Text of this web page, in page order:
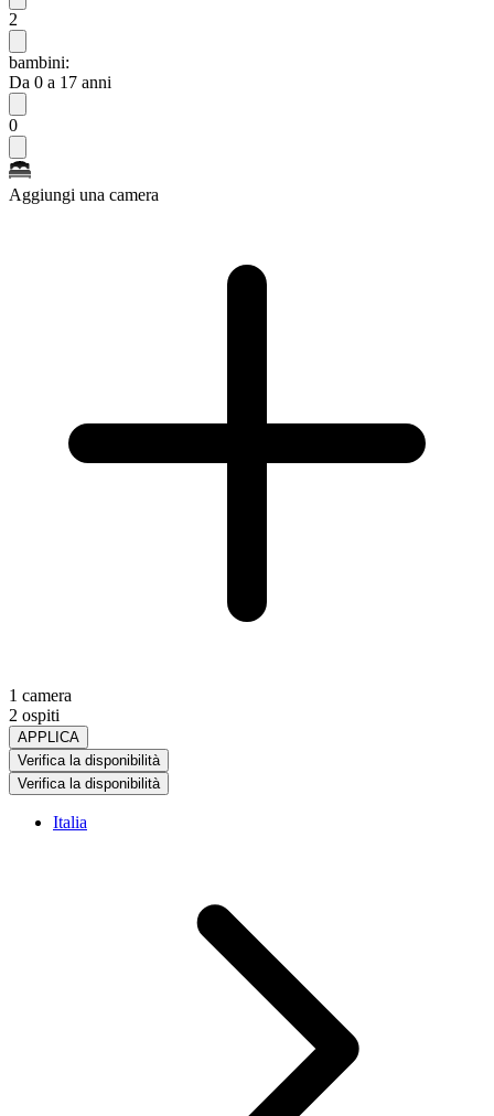
2
bambini:
Da 0 a 17 anni
0
Aggiungi una camera
1 camera
2 ospiti
APPLICA
Verifica la disponibilità
Verifica la disponibilità
Italia